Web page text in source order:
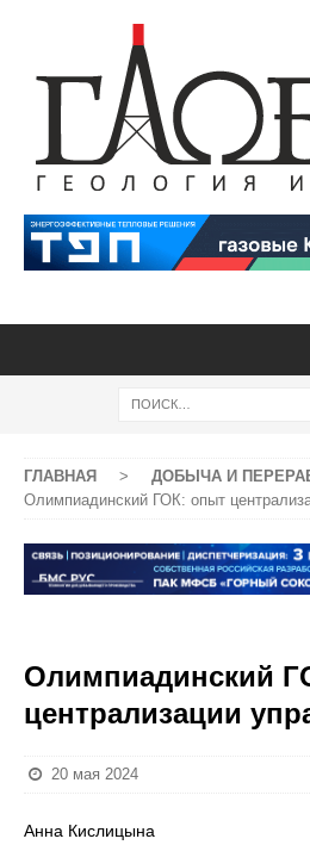
ГЛАВНАЯ > ДОБЫЧА И
Олимпиадинский ГОК: опыт
Олимпиадинский
централизации
20 мая 2024
Анна Кислицына